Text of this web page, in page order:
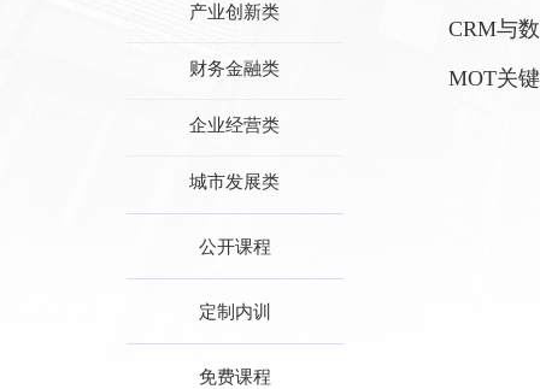
产业创新类
财务金融类
企业经营类
城市发展类
公开课程
定制内训
免费课程
CRM与
MOT关